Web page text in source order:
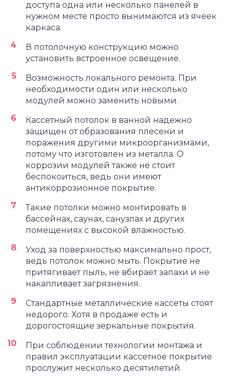
доступа одна или несколько панелей в
нужном месте просто вынимаются из ячеек
каркаса.
В потолочную конструкцию можно
установить встроенное освещение.
Возможность локального ремонта. При
необходимости один или несколько
модулей можно заменить новыми.
Кассетный потолок в ванной надежно
защищен от образования плесени и
поражения другими микроорганизмами,
потому что изготовлен из металла. О
коррозии модулей также не стоит
беспокоиться, ведь они имеют
антикоррозионное покрытие.
Такие потолки можно монтировать в
бассейнах, саунах, санузлах и других
помещениях с высокой влажностью.
Уход за поверхностью максимально прост,
ведь потолок можно мыть. Покрытие не
притягивает пыль, не вбирает запахи и не
накапливает загрязнения.
Стандартные металлические кассеты стоят
недорого. Хотя в продаже есть и
дорогостоящие зеркальные покрытия.
При соблюдении технологии монтажа и
правил эксплуатации кассетное покрытие
прослужит несколько десятилетий.